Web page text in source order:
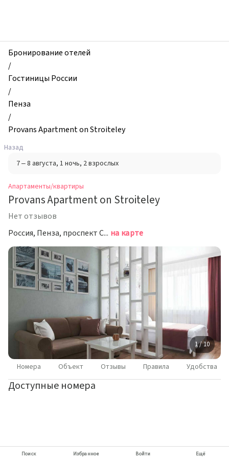
и
квартиры,
Provans
Apartment
on
Stroiteley,
Пенза,
Россия
Бронирование отелей
/
Гостиницы России
/
Пенза
/
Provans Apartment on Stroiteley
Назад
7 – 8 августа, 1 ночь, 2 взрослых
Апартаменты/квартиры
Provans Apartment on Stroiteley
Нет отзывов
Россия, Пенза, проспект Строителей, 21К на карте
1 / 10
Номера Объект Отзывы Правила Удобства
Доступные номера
Поиск Избранное Войти Ещё